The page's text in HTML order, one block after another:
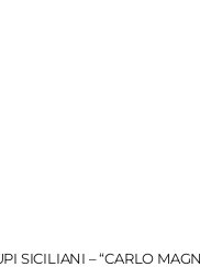
SICILIANI – “CARLO